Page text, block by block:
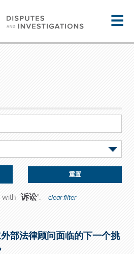
☰
重置
"诉讼". clear filter
部法律顾问面临的下一个挑